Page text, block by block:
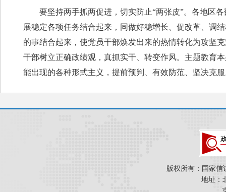
要坚持两手抓两促进，切实防止“两张皮”。各地区
展稳定各项任务结合起来，同做好稳增长、促改革、调
的事结合起来，使党员干部焕发出来的热情转化为攻坚
干部树立正确政绩观，真抓实干、转变作风。主题教育
能出现的各种形式主义，提前预判、有效防范、坚决克
版权所有：国家信
地址：